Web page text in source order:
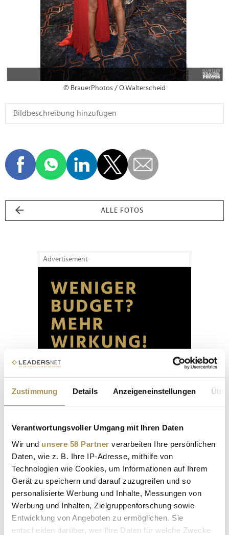
Zustimmung Details Anzeigeneinstellungen
Verantwortungsvoller Umgang mit Ihren Daten
Wir und unsere 58 Partner verarbeiten Ihre persönlichen
Daten, wie z. B. Ihre IP-Adresse, mithilfe von
Technologien wie Cookies, um Informationen auf Ihrem
Gerät zu speichern und darauf zuzugreifen und so
personalisierte Werbung und Inhalte, Messungen von
Werbung und Inhalten, Zielgruppenforschung sowie
Entwicklung von Angeboten zu ermöglichen. Sie
entscheiden darüber, wer Ihre Daten für welche Zwecke
© BrauerPhotos / O.Walterscheid
ALLE FOTOS
Advertisement